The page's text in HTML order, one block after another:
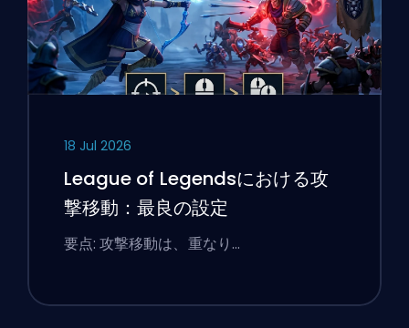
18 Jul 2026
League of Legendsにおける攻
撃移動：最良の設定
要点: 攻撃移動は、重なり…